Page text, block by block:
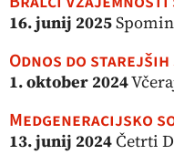
16. junij 2025
Odnos do
1. oktober 2024
Medgeneracijsko
13. junij 2024Četrti